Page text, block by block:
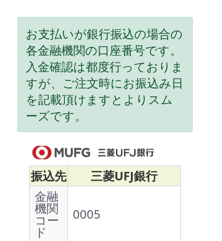
お支払いが銀行振込の場合の
各金融機関の口座番号です。
入金確認は都度行っておりま
すが、ご注文時にお振込み日
を記載頂けますとよりスム
ーズです。
振込先
三菱UFJ銀行
金融
機関
コー
ド
0005